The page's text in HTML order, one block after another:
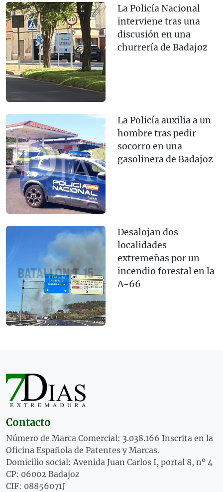
La Policía Nacional
interviene tras una
discusión en una
churrería de Badajoz
La Policía auxilia a un
hombre tras pedir
socorro en una
gasolinera de Badajoz
Desalojan dos
localidades
extremeñas por un
incendio forestal en la
A-66
Contacto
Número de Marca Comercial: 3.038.166 Inscrita en la
Oficina Española de Patentes y Marcas.
Domicilio social: Avenida Juan Carlos I, portal 8, nº 4
CP: 06002 Badajoz
CIF: 08856071J